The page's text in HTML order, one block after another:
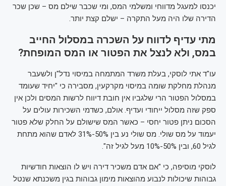
יכנסו למעגל מדווחי ומשלמי המס, ומי שכבר שילם מס – שכן שכר
הדירה שלו היה מעל התקרה – ישלם קצת יותר.
מתי עדיף לדווח על השכרה במסלול החייב
במס, ולא לנצל את הפטור או המס המופחת?
עו"ד אתי לוסקי, בעלת משרד המתמחה במיסוי נדל"ן ולשעבר
מנהלת מחלקת שומה במיסוי מקרקעין, מסבירה כי "יחיד שעומד
במסלול הפטור הרי שלגביו אין חובת דיווח לרשות המסים ולכן אין
ספק שזה מסלול ייחודי ועדיף. אולם, כשדמי השכירות עולים על
הסכום ניתן פטור יחסי – כאשר המס שישולם על החלק שלא פטור
יעמוד על מס שולי. מס שולי נע בין 50%-31% לאדם שהוא מתחת
לגיל 60, ובין 50%-10% מעל לגיל זה".
לוסקי מוסיפה, כי "אם אדם משכיר דירה ויש לו הוצאות חודשיות
גבוהות שיכולות לנבוע מהוצאות מימון גבוהות בגין משכנתא שנטל